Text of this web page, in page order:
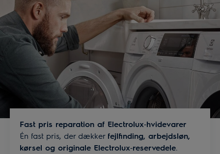
Fast pris reparation af Electrolux‑hvidevarer
Én fast pris, der dækker fejlfinding, arbejdsløn,
kørsel og originale Electrolux‑reservedele.